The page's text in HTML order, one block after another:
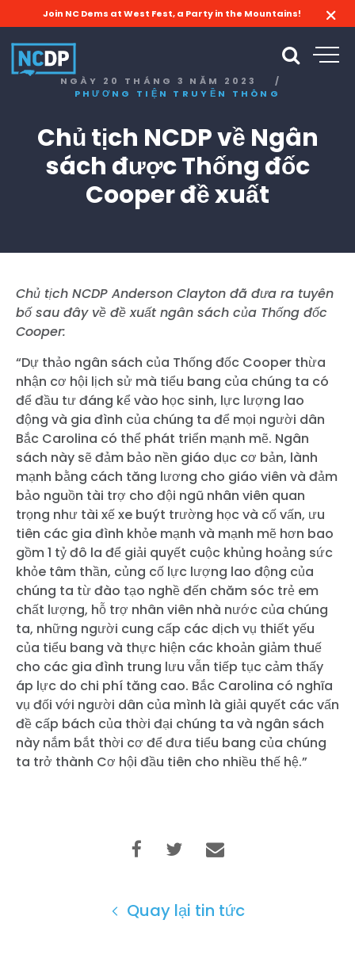
Join NC Dems at West Fest, a Party in the Mountains!
NGÀY 20 THÁNG 3 NĂM 2023
/
PHƯƠNG TIỆN TRUYỀN THÔNG
Chủ tịch NCDP về Ngân
sách được Thống đốc
Cooper đề xuất
Chủ tịch NCDP Anderson Clayton đã đưa ra tuyên
bố sau đây về đề xuất ngân sách của Thống đốc
Cooper:
“Dự thảo ngân sách của Thống đốc Cooper thừa
nhận cơ hội lịch sử mà tiểu bang của chúng ta có
để đầu tư đáng kể vào học sinh, lực lượng lao
động và gia đình của chúng ta để mọi người dân
Bắc Carolina có thể phát triển mạnh mẽ. Ngân
sách này sẽ đảm bảo nền giáo dục cơ bản, lành
mạnh bằng cách tăng lương cho giáo viên và đảm
bảo nguồn tài trợ cho đội ngũ nhân viên quan
trọng như tài xế xe buýt trường học và cố vấn, ưu
tiên các gia đình khỏe mạnh và mạnh mẽ hơn bao
gồm 1 tỷ đô la để giải quyết cuộc khủng hoảng sức
khỏe tâm thần, củng cố lực lượng lao động của
chúng ta từ đào tạo nghề đến chăm sóc trẻ em
chất lượng, hỗ trợ nhân viên nhà nước của chúng
ta, những người cung cấp các dịch vụ thiết yếu
của tiểu bang và thực hiện các khoản giảm thuế
cho các gia đình trung lưu vẫn tiếp tục cảm thấy
áp lực do chi phí tăng cao. Bắc Carolina có nghĩa
vụ đối với người dân của mình là giải quyết các vấn
đề cấp bách của thời đại chúng ta và ngân sách
này nắm bắt thời cơ để đưa tiểu bang của chúng
ta trở thành Cơ hội đầu tiên cho nhiều thế hệ.”
Quay lại tin tức